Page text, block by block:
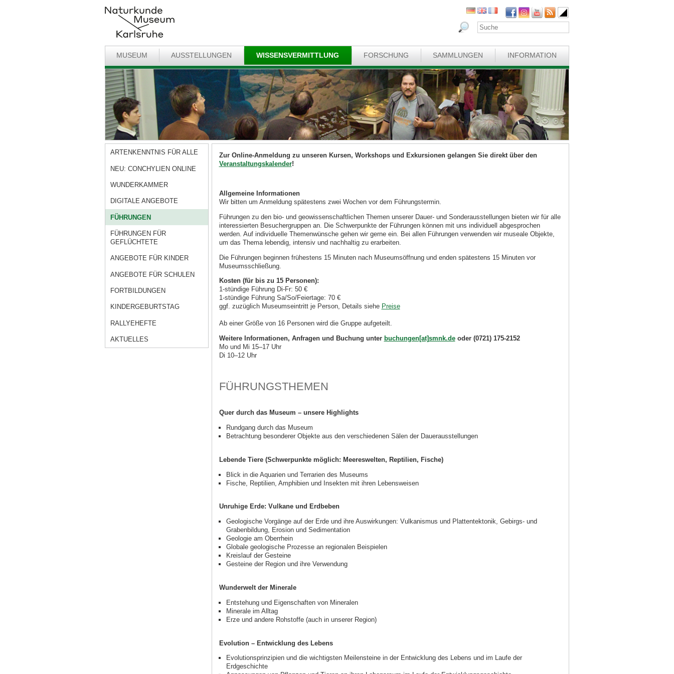
MUSEUM AUSSTELLUNGEN WISSENSVERMITTLUNG FORSCHUNG SAMMLUNGEN INFORMATION
ARTENKENNTNIS FÜR ALLE
NEU: CONCHYLIEN ONLINE
WUNDERKAMMER
DIGITALE ANGEBOTE
FÜHRUNGEN
FÜHRUNGEN FÜR
GEFLÜCHTETE
ANGEBOTE FÜR KINDER
ANGEBOTE FÜR SCHULEN
FORTBILDUNGEN
KINDERGEBURTSTAG
RALLYEHEFTE
AKTUELLES
Zur Online-Anmeldung zu unseren Kursen, Workshops und Exkursionen gelangen Sie direkt über den
Veranstaltungskalender!
Allgemeine Informationen
Wir bitten um Anmeldung spätestens zwei Wochen vor dem Führungstermin.
Führungen zu den bio- und geowissenschaftlichen Themen unserer Dauer- und Sonderausstellungen bieten wir für alle
interessierten Besuchergruppen an. Die Schwerpunkte der Führungen können mit uns individuell abgesprochen
werden. Auf individuelle Themenwünsche gehen wir gerne ein. Bei allen Führungen verwenden wir museale Objekte,
um das Thema lebendig, intensiv und nachhaltig zu erarbeiten.
Die Führungen beginnen frühestens 15 Minuten nach Museumsöffnung und enden spätestens 15 Minuten vor
Museumsschließung.
Kosten (für bis zu 15 Personen):
1-stündige Führung Di-Fr: 50 €
1-stündige Führung Sa/So/Feiertage: 70 €
ggf. zuzüglich Museumseintritt je Person, Details siehe Preise
Ab einer Größe von 16 Personen wird die Gruppe aufgeteilt.
Weitere Informationen, Anfragen und Buchung unter buchungen[at]smnk.deoder (0721) 175-2152
Mo und Mi 15–17 Uhr
Di 10–12 Uhr
FÜHRUNGSTHEMEN
Quer durch das Museum – unsere Highlights
Rundgang durch das Museum
Betrachtung besonderer Objekte aus den verschiedenen Sälen der Dauerausstellungen
Lebende Tiere (Schwerpunkte möglich: Meereswelten, Reptilien, Fische)
Blick in die Aquarien und Terrarien des Museums
Fische, Reptilien, Amphibien und Insekten mit ihren Lebensweisen
Unruhige Erde: Vulkane und Erdbeben
Geologische Vorgänge auf der Erde und ihre Auswirkungen: Vulkanismus und Plattentektonik, Gebirgs- und
Grabenbildung, Erosion und Sedimentation
Geologie am Oberrhein
Globale geologische Prozesse an regionalen Beispielen
Kreislauf der Gesteine
Gesteine der Region und ihre Verwendung
Wunderwelt der Minerale
Entstehung und Eigenschaften von Mineralen
Minerale im Alltag
Erze und andere Rohstoffe (auch in unserer Region)
Evolution – Entwicklung des Lebens
Evolutionsprinzipien und die wichtigsten Meilensteine in der Entwicklung des Lebens und im Laufe der
Erdgeschichte